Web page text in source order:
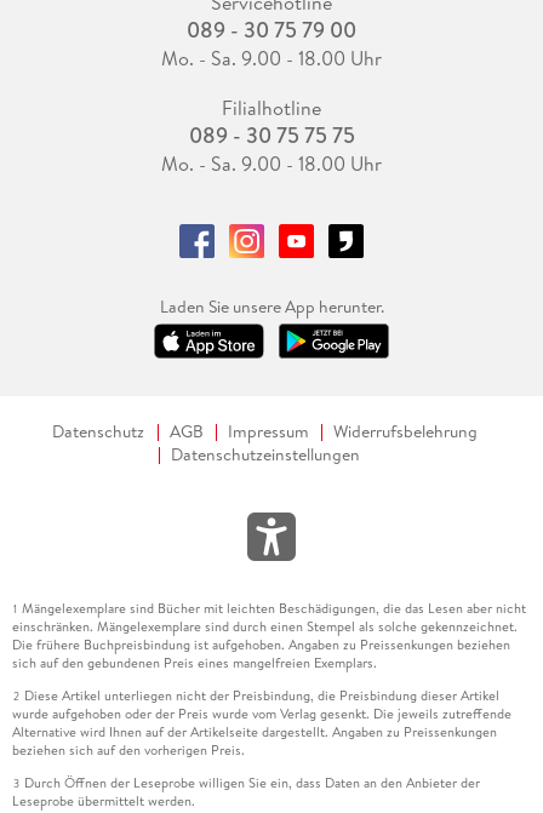
089 - 30 75 79 00
Mo. - Sa. 9.00 - 18.00 Uhr
Filialhotline
089 - 30 75 75 75
Mo. - Sa. 9.00 - 18.00 Uhr
Laden Sie unsere App herunter.
Datenschutz AGB Impressum
Widerrufsbelehrung
Datenschutzeinstellungen
1 Mängelexemplare sind Bücher mit leichten Beschädigungen, die das Lesen aber nicht
einschränken. Mängelexemplare sind durch einen Stempel als solche gekennzeichnet.
Die frühere Buchpreisbindung ist aufgehoben. Angaben zu Preissenkungen beziehen
sich auf den gebundenen Preis eines mangelfreien Exemplars.
2 Diese Artikel unterliegen nicht der Preisbindung, die Preisbindung dieser Artikel
wurde aufgehoben oder der Preis wurde vom Verlag gesenkt. Die jeweils zutreffende
Alternative wird Ihnen auf der Artikelseite dargestellt. Angaben zu Preissenkungen
beziehen sich auf den vorherigen Preis.
3 Durch Öffnen der Leseprobe willigen Sie ein, dass Daten an den Anbieter der
Leseprobe übermittelt werden.